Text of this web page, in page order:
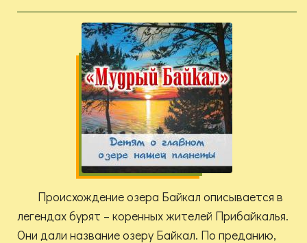
Происхождение озера Байкал описывается в
легендах бурят – коренных жителей Прибайкалья.
Они дали название озеру Байкал. По преданию,